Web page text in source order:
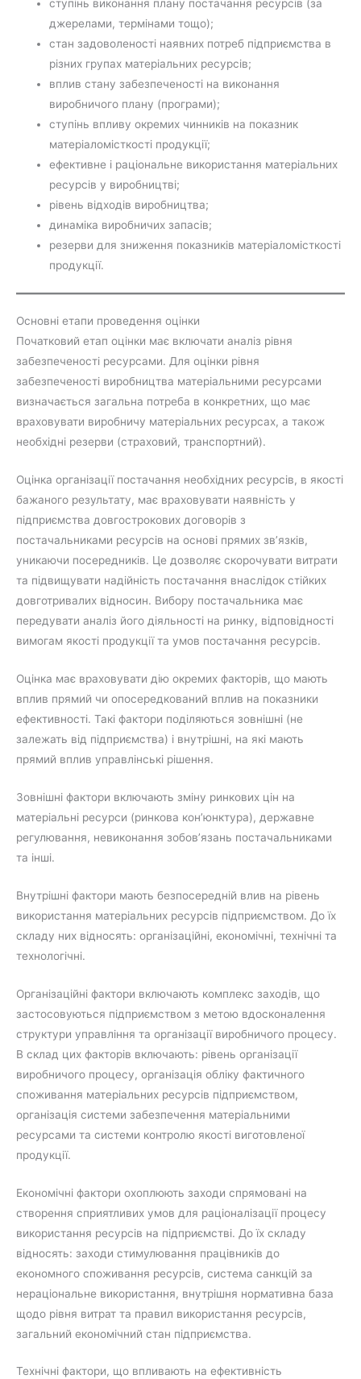
ступінь виконання плану постачання ресурсів (за
джерелами, термінами тощо);
стан задоволеності наявних потреб підприємства в
різних групах матеріальних ресурсів;
вплив стану забезпеченості на виконання
виробничого плану (програми);
ступінь впливу окремих чинників на показник
матеріаломісткості продукції;
ефективне і раціональне використання матеріальних
ресурсів у виробництві;
рівень відходів виробництва;
динаміка виробничих запасів;
резерви для зниження показників матеріаломісткості
продукції.
Основні етапи проведення оцінки
Початковий етап оцінки має включати аналіз рівня
забезпеченості ресурсами. Для оцінки рівня
забезпеченості виробництва матеріальними ресурсами
визначається загальна потреба в конкретних, що має
враховувати виробничу матеріальних ресурсах, а також
необхідні резерви (страховий, транспортний).
Оцінка організації постачання необхідних ресурсів, в якості
бажаного результату, має враховувати наявність у
підприємства довгострокових договорів з
постачальниками ресурсів на основі прямих зв’язків,
уникаючи посередників. Це дозволяє скорочувати витрати
та підвищувати надійність постачання внаслідок стійких
довготривалих відносин. Вибору постачальника має
передувати аналіз його діяльності на ринку, відповідності
вимогам якості продукції та умов постачання ресурсів.
Оцінка має враховувати дію окремих факторів, що мають
вплив прямий чи опосередкований вплив на показники
ефективності. Такі фактори поділяються зовнішні (не
залежать від підприємства) і внутрішні, на які мають
прямий вплив управлінські рішення.
Зовнішні фактори включають зміну ринкових цін на
матеріальні ресурси (ринкова кон’юнктура), державне
регулювання, невиконання зобов’язань постачальниками
та інші.
Внутрішні фактори мають безпосередній влив на рівень
використання матеріальних ресурсів підприємством. До їх
складу них відносять: організаційні, економічні, технічні та
технологічні.
Організаційні фактори включають комплекс заходів, що
застосовуються підприємством з метою вдосконалення
структури управління та організації виробничого процесу.
В склад цих факторів включають: рівень організації
виробничого процесу, організація обліку фактичного
споживання матеріальних ресурсів підприємством,
організація системи забезпечення матеріальними
ресурсами та системи контролю якості виготовленої
продукції.
Економічні фактори охоплюють заходи спрямовані на
створення сприятливих умов для раціоналізації процесу
використання ресурсів на підприємстві. До їх складу
відносять: заходи стимулювання працівників до
економного споживання ресурсів, система санкцій за
нераціональне використання, внутрішня нормативна база
щодо рівня витрат та правил використання ресурсів,
загальний економічний стан підприємства.
Технічні фактори, що впливають на ефективність